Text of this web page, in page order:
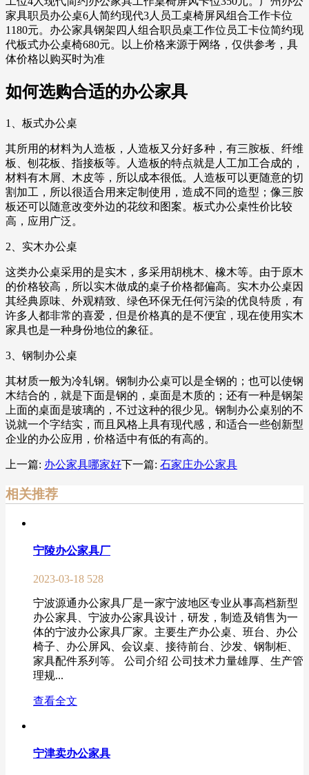
家具职员办公桌6人简约现代3人员工桌椅屏风组合工作卡位
1180元。办公家具钢架四人组合职员桌工作位员工卡位简约现
代板式办公桌椅680元。以上价格来源于网络，仅供参考，具
体价格以购买时为准
如何选购合适的办公家具
1、板式办公桌
其所用的材料为人造板，人造板又分好多种，有三胺板、纤维
板、刨花板、指接板等。人造板的特点就是人工加工合成的，
材料有木屑、木皮等，所以成本很低。人造板可以更随意的切
割加工，所以很适合用来定制使用，造成不同的造型；像三胺
板还可以随意改变外边的花纹和图案。板式办公桌性价比较
高，应用广泛。
2、实木办公桌
这类办公桌采用的是实木，多采用胡桃木、橡木等。由于原木
的价格较高，所以实木做成的桌子价格都偏高。实木办公桌因
其经典原味、外观精致、绿色环保无任何污染的优良特质，有
许多人都非常的喜爱，但是价格真的是不便宜，现在使用实木
家具也是一种身份地位的象征。
3、钢制办公桌
其材质一般为冷轧钢。钢制办公桌可以是全钢的；也可以使钢
木结合的，就是下面是钢的，桌面是木质的；还有一种是钢架
上面的桌面是玻璃的，不过这种的很少见。钢制办公桌别的不
说就一个字结实，而且风格上具有现代感，和适合一些创新型
企业的办公应用，价格适中有低的有高的。
上一篇: 办公家具哪家好下一篇: 石家庄办公家具
相关推荐
宁陵办公家具厂
2023-03-18 528
宁波源通办公家具厂是一家宁波地区专业从事高档新型
办公家具、宁波办公家具设计，研发，制造及销售为一
体的宁波办公家具厂家。主要生产办公桌、班台、办公
椅子、办公屏风、会议桌、接待前台、沙发、钢制柜、
家具配件系列等。 公司介绍 公司技术力量雄厚、生产管
理规...
查看全文
宁津卖办公家具